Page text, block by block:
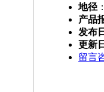
地径
产品
发布
更新
留言